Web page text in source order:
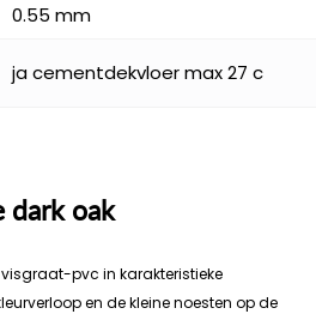
0.55 mm
ja cementdekvloer max 27 c
dark oak
pvc in karakteristieke
en de kleine noesten op de